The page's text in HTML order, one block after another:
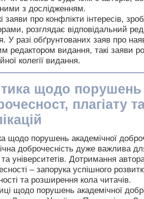
з дослідженням.
заяви про конфлікти інтересів,
розглядає відповідальний
У разі обґрунтованих заяв про
редактором видання, такі заяви
колегії видання.
щодо порушень
плагіату
щодо порушень академічної
доброчесність дуже важлива
університетів. Дотримання
– запорука успішного
та розширення кола читачів.
щодо порушень академічної